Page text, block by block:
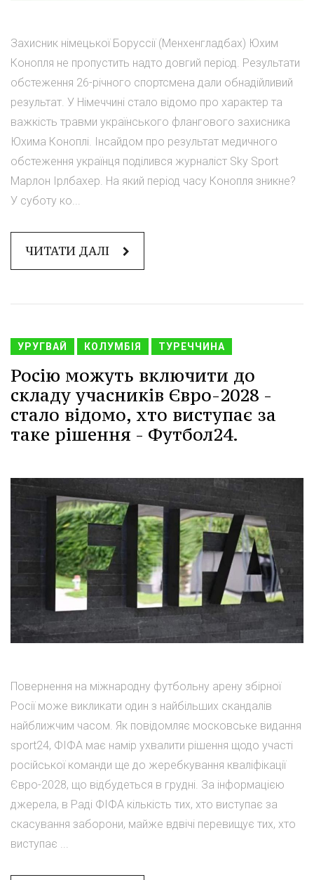
Захисник німецької Боруссії (Менхенгладбах) Юхим
Конопля не пропустить надто довгий період. Результати
обстеження 26-річного спортсмена дали обнадійливий
результат. У Німеччині стало відомо про характер та
важкість травми українського флангового захисника
Юхима Коноплі. Інсайдом про результат медичного
обстеження українця поділився журналіст Sky Sport
Марлон Ірлбахер. На який період часу Конопля зникне?
У суботу ко...
ЧИТАТИ ДАЛІ
УРУГВАЙ КОЛУМБІЯ ТУРЕЧЧИНА
Росію можуть включити до
складу учасників Євро-2028 -
стало відомо, хто виступає за
таке рішення - Футбол24.
Повернення на міжнародну футбольну арену збірної
Росії може викликати один з найбільших скандалів
найближчим часом. Як повідомляє московське видання
sport24, ФІФА має намір ухвалити рішення щодо участі
російської команди ще до жеребкування кваліфікації
Євро-2028, що відбудеться в грудні. За інформацією
джерела, в Раді ФІФА кількість тих, хто виступає за
скасування заборони, майже вдвічі перевищує тих, хто
виступає ...